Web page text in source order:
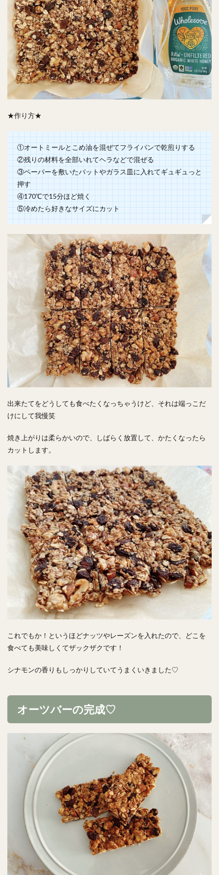
★作り方★
①オートミールとこめ油を混ぜてフライパンで乾煎りする
②残りの材料を全部いれてヘラなどで混ぜる
③ペーパーを敷いたバットやガラス皿に入れてギュギュっと
押す
④170℃で15分ほど焼く
⑤冷めたら好きなサイズにカット
出来たてをどうしても食べたくなっちゃうけど、それは端っこだ
けにして我慢笑
焼き上がりは柔らかいので、しばらく放置して、かたくなったら
カットします。
これでもか！というほどナッツやレーズンを入れたので、どこを
食べても美味しくてザックザクです！
シナモンの香りもしっかりしていてうまくいきました♡
オーツバーの完成♡